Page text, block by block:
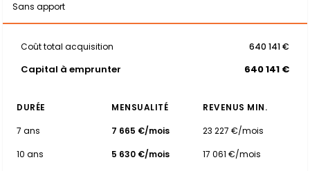
Sans apport
Coût total acquisition 640 141 €
Capital à emprunter 640 141 €
DURÉE MENSUALITÉ
REVENUS MIN.
7 ans
7 665 €/mois
23 227 €/mois
10 ans
5 630 €/mois
17 061 €/mois